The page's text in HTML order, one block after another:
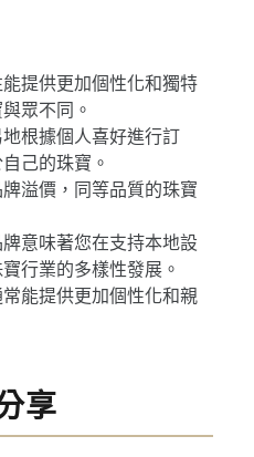
提供更加個性化和獨特
眾不同。
根據個人喜好進行訂
己的珠寶。
溢價，同等品質的珠寶
意味著您在支持本地設
行業的多樣性發展。
能提供更加個性化和親
享